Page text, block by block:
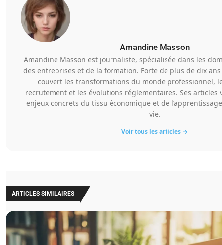
Amandine Masson
Amandine Masson est journaliste, spécialisée dans les
des entreprises et de la formation. Forte de plus de dix ans
couvert les transformations du monde professionnel,
recrutement et les évolutions réglementaires. Ses articles
enjeux concrets du tissu économique et de
vie.
Voir tous les articles →
ARTICLES SIMILAIRES